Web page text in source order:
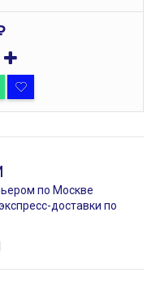
по Москве
доставки по